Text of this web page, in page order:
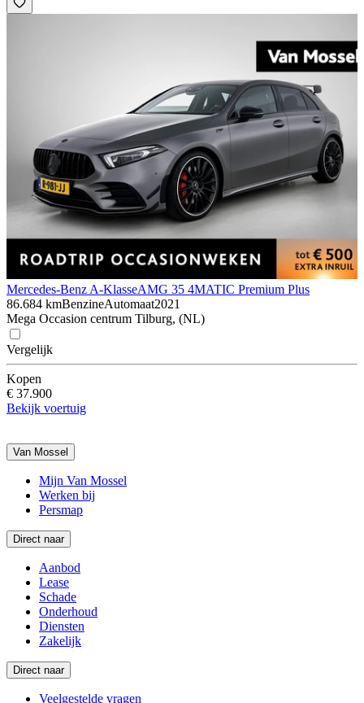
Mercedes-Benz A-KlasseAMG 35 4MATIC Premium Plus
86.684 kmBenzineAutomaat2021
Mega Occasion centrum Tilburg, (NL)
Vergelijk
Kopen
€ 37.900
Bekijk voertuig
Van Mossel
Mijn Van Mossel
Werken bij
Persmap
Direct naar
Aanbod
Lease
Schade
Onderhoud
Diensten
Zakelijk
Direct naar
Veelgestelde vragen